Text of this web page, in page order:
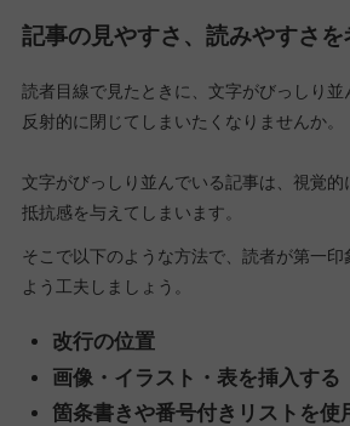
記事の見やすさ、読みやすさを
読者目線で見たときに、文字がびっしり
反射的に閉じてしまいたくなりませんか。
文字がびっしり並んでいる記事は、視覚
抵抗感を与えてしまいます。
そこで以下のような方法で、読者が第一印
よう工夫しましょう。
改行の位置
画像・イラスト・表を挿入する
箇条書きや番号付きリストを使